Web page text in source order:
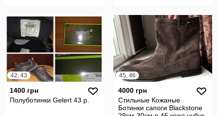
42, 43
1400 грн
Полуботинки Gelert 43 р.
45, 46
4000 грн
Стильные Кожаные
Ботинки сапоги Blackstone